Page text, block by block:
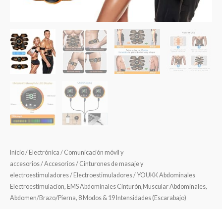
Inicio/ Electrónica / Comunicación móvil y
accesorios/Accesorios/ Cinturones de masaje y
electroestimuladores/ Electroestimuladores/ YOUKK Abdominales
Electroestimulacion, EMS Abdominales Cinturón,Muscular Abdominales,
Abdomen/Brazo/Pierna, 8 Modos & 19 Intensidades (Escarabajo)